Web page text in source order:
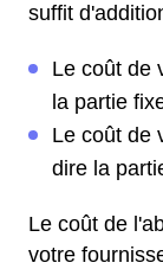
suffit
Le coût de
la partie
Le coût de
dire la
Le coût de
votre